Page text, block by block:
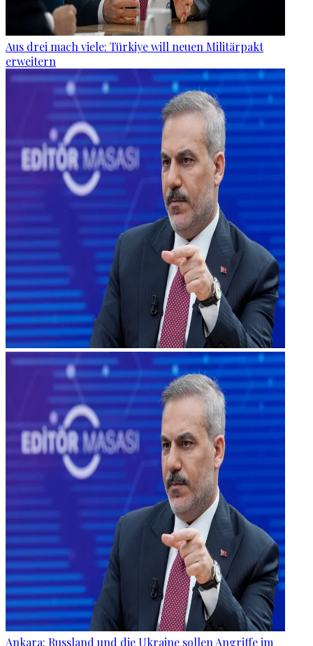
Aus drei mach viele: Türkiye will neuen Militärpakt
erweitern
Ankara: Russland und die Ukraine sollen Angriffe im